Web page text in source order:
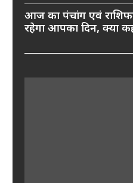
आज का पंचांग एवं
रहेगा आपका दिन, क्या